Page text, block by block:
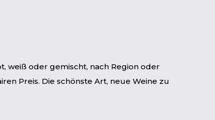
weiß oder gemischt, nach Region oder
Preis. Die schönste Art, neue Weine zu